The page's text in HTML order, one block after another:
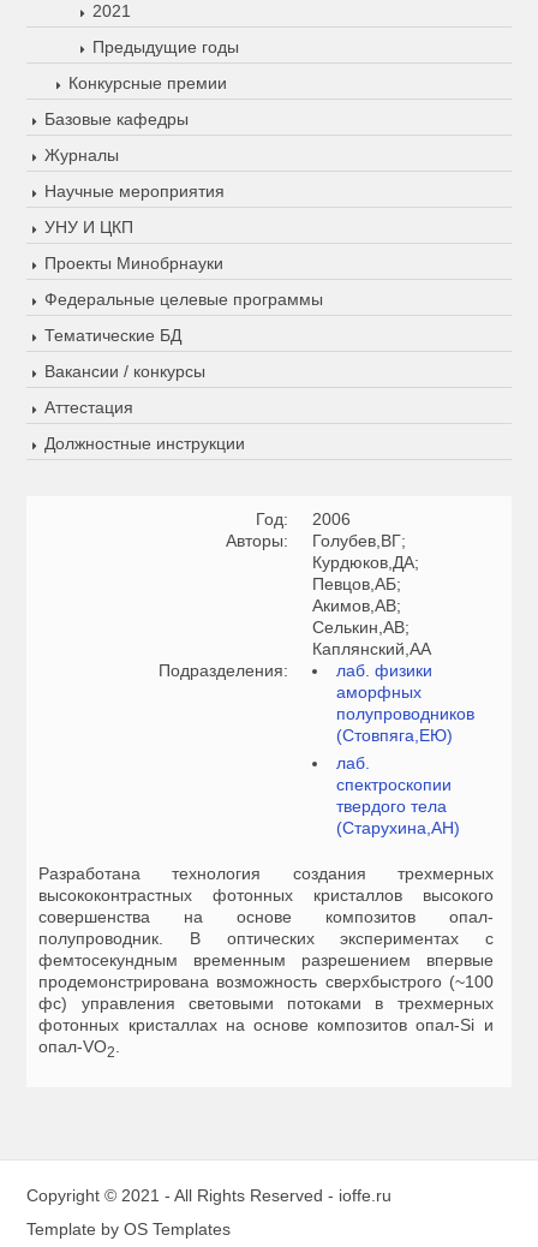
2021
Предыдущие годы
Конкурсные премии
Базовые кафедры
Журналы
Научные мероприятия
УНУ И ЦКП
Проекты Минобрнауки
Федеральные целевые программы
Тематические БД
Вакансии / конкурсы
Аттестация
Должностные инструкции
Год:
2006
Авторы:
Голубев,ВГ;
Курдюков,ДА;
Певцов,АБ;
Акимов,АВ;
Селькин,АВ;
Каплянский,АА
Подразделения:
лаб. физики
аморфных
полупроводников
(Стовпяга,ЕЮ)
лаб.
спектроскопии
твердого тела
(Старухина,АН)
Разработана технология создания трехмерных
высококонтрастных фотонных кристаллов высокого
совершенства на основе композитов опал-
полупроводник. В оптических экспериментах с
фемтосекундным временным разрешением впервые
продемонстрирована возможность сверхбыстрого (~100
фс) управления световыми потоками в трехмерных
фотонных кристаллах на основе композитов опал-Si и
опал-VO2
Copyright © 2021 - All Rights Reserved - ioffe.ru
Template byOS Templates